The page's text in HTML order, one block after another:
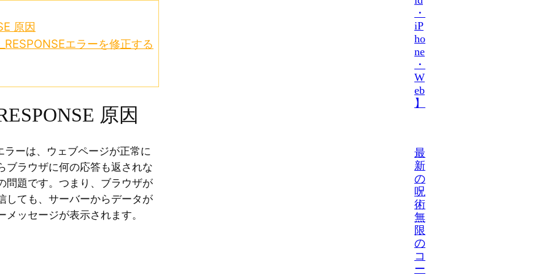
原因
エラーを修正する
原因
ラーは、ウェブページが正常に
ブラウザに何の応答も返されな
問題です。つまり、ブラウザが
しても、サーバーからデータが
ッセージが表示されます。
・
iP
ho
ne
・
W
eb
】
最
新
の
呪
術
無
限
の
コ
ー